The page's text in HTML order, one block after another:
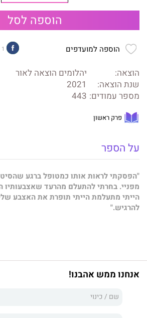
הוספה לסל
הוספה למועדפים 1
הוצאה:
יהלומים הוצאה לאור
שנת הוצאה:
2021
מספר עמודים: 443
פרק ראשון
על הספר
"הפסקתי לראות אותו כמטופל ברגע
מפניי. בחרתי להתעלם מהרעד שאצבעותיו
הייתי מתעלמת הייתי תופרת את האצבע
להרגיש."
כשגבר אלמוני נופל לרגליי בכניסה לחניון
אך כשהוא מתעורר, ללא זיכרון וללא זהות,
אנחנו ממש אהבנו!